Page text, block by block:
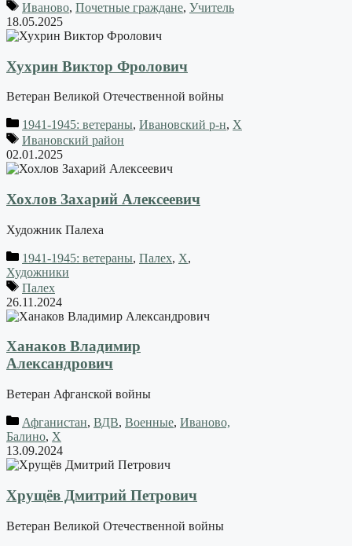
Иваново, Почетные граждане, Учитель
18.05.2025
Хухрин Виктор Фролович
Ветеран Великой Отечественной войны
1941-1945: ветераны, Ивановский р-н, Х
Ивановский район
02.01.2025
Хохлов Захарий Алексеевич
Художник Палеха
1941-1945: ветераны, Палех, Х,
Художники
Палех
26.11.2024
Ханаков Владимир
Александрович
Ветеран Афганской войны
Афганистан, ВДВ, Военные, Иваново,
Балино, Х
13.09.2024
Хрущёв Дмитрий Петрович
Ветеран Великой Отечественной войны